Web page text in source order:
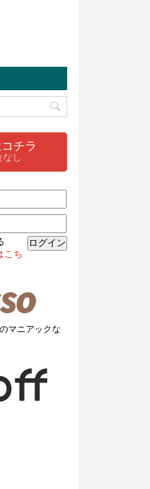
チラ
なし
こち
マニアックな